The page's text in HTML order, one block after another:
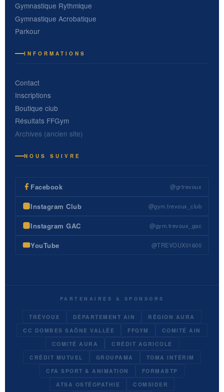
Gymnastique Rythmique
Gymnastique Acrobatique
Parkour
INFORMATIONS
Contact
Inscriptions
Boutique club
Résultats FFGym
Archives (ancien site)
NOUS SUIVRE
Facebook @grtrevoux
Instagram Club @gym.trevoux_club
Instagram GAC @gym.trevoux_gac
YouTube @TREVOUX01600
PARTENAIRES & SPONSORS
TRÉVOUX DÉPARTEMENT AIN
RÉGION AURA
CC DOMBES SAÔNE VALLÉE
FFGYM
COMITÉ AIN
COMITÉ AURA
CRÉDIT AGRICOLE
CRÉDIT MUTUEL
GROUPAMA
TOMA INTÉRIM
CFA SPORT & ANIMATION
FORMABTP
ATSA OSTÉOPATHIE
COMSIDER